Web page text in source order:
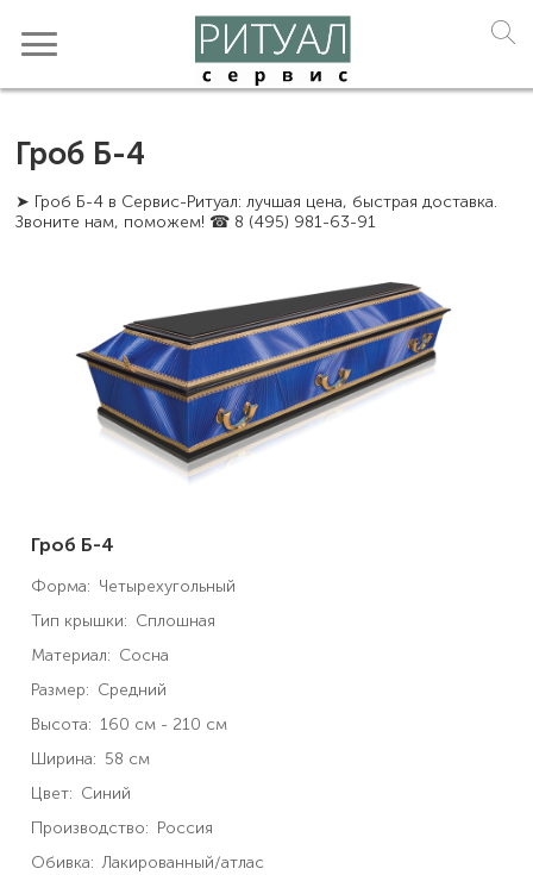
Гроб Б-4
➤ Гроб Б-4 в Сервис-Ритуал: лучшая цена, быстрая доставка.
Звоните нам, поможем! ☎ 8 (495) 981-63-91
Гроб Б-4
Форма: Четырехугольный
Тип крышки: Сплошная
Материал: Сосна
Размер: Средний
Высота: 160 см - 210 см
Ширина: 58 см
Цвет: Синий
Производство: Россия
Обивка: Лакированный/атлас